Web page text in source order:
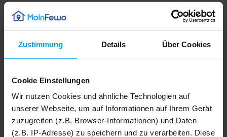
Zustimmung Details Über Cookies
Cookie Einstellungen
Wir nutzen Cookies und ähnliche Technologien auf
unserer Webseite, um auf Informationen auf Ihrem Gerät
zuzugreifen (z.B. Browser-Informationen) und Daten
(z.B. IP-Adresse) zu speichern und zu verarbeiten. Diese
Details